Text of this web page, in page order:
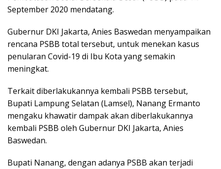
September 2020 mendatang.
Gubernur DKI Jakarta, Anies Baswedan menyampaikan
rencana PSBB total tersebut, untuk menekan kasus
penularan Covid-19 di Ibu Kota yang semakin
meningkat.
Terkait diberlakukannya kembali PSBB tersebut,
Bupati Lampung Selatan (Lamsel), Nanang Ermanto
mengaku khawatir dampak akan diberlakukannya
kembali PSBB oleh Gubernur DKI Jakarta, Anies
Baswedan.
Bupati Nanang, dengan adanya PSBB akan terjadi